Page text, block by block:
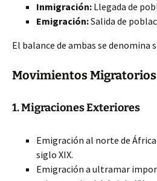
Inmigración: Llegada de
Emigración:Salida de
El balance de ambas se denomina
Movimientos Migratorios
1. Migraciones Exteriores
Emigración al norte de
siglo XIX.
Emigración a ultramar